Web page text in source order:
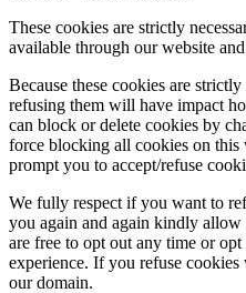
These cookies are strictly
available through our website
Because these cookies are
refusing them will have impact
can block or delete cookies by
force blocking all cookies on
prompt you to accept/refuse
We fully respect if you want to
you again and again kindly allow
are free to opt out any time or
experience. If you refuse
our domain.